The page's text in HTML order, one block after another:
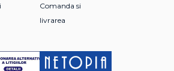
Comanda si
livrarea